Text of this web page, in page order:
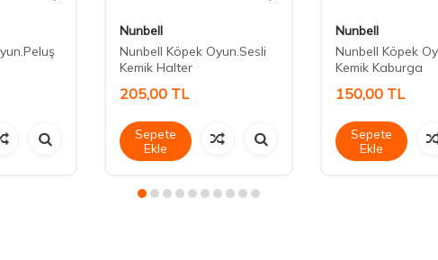
Nunbell
Nunbell Köpek Oyun.Sesli
Kemik Halter
205,00 TL
Sepete
Ekle
Nunbell
Nunbell Köpek
Kemik Kaburga
150,00 TL
Sepete
Ekle